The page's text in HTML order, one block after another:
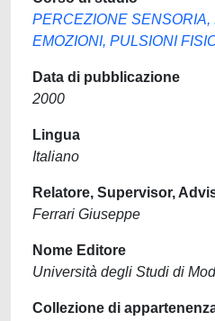
PERCEZIONE SENSORIA,
EMOZIONI, PULSIONI
Data di pubblicazione
2000
Lingua
Italiano
Relatore, Supervisor,
Ferrari Giuseppe
Nome Editore
Università degli Studi di
Collezione di